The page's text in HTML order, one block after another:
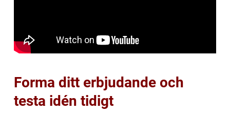
Forma ditt erbjudande och
testa idén tidigt